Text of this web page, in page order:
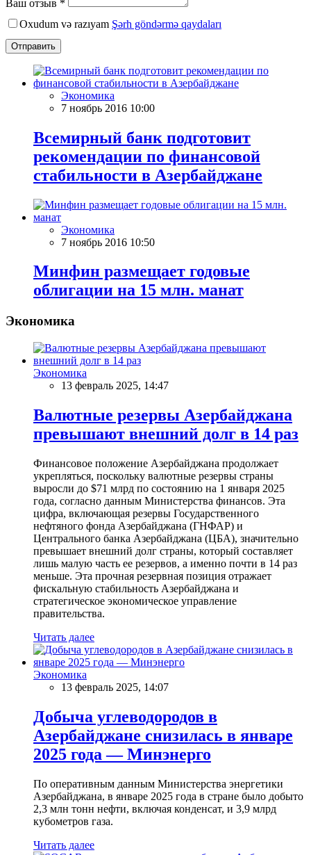
Ваш отзыв *
Oxudum və razıyam Şərh göndərmə qaydaları
Отправить
Экономика
7 ноябрь 2016 10:00
Всемирный банк подготовит
рекомендации по финансовой
стабильности в Азербайджане
Экономика
7 ноябрь 2016 10:50
Минфин размещает годовые
облигации на 15 млн. манат
Экономика
Экономика
13 февраль 2025, 14:47
Валютные резервы Азербайджана
превышают внешний долг в 14 раз
Финансовое положение Азербайджана продолжает
укрепляться, поскольку валютные резервы страны
выросли до $71 млрд по состоянию на 1 января 2025
года, согласно данным Министерства финансов. Эта
цифра, включающая резервы Государственного
нефтяного фонда Азербайджана (ГНФАР) и
Центрального банка Азербайджана (ЦБА), значительно
превышает внешний долг страны, который составляет
лишь малую часть ее резервов, а именно почти в 14 раз
меньше. Эта прочная резервная позиция отражает
фискальную стабильность Азербайджана и
стратегическое экономическое управление
правительства.
Читать далее
Экономика
13 февраль 2025, 14:07
Добыча углеводородов в
Азербайджане снизилась в январе
2025 года — Минэнерго
По оперативным данным Министерства энергетики
Азербайджана, в январе 2025 года в стране было добыто
2,3 млн тонн нефти, включая конденсат, и 3,9 млрд
кубометров газа.
Читать далее